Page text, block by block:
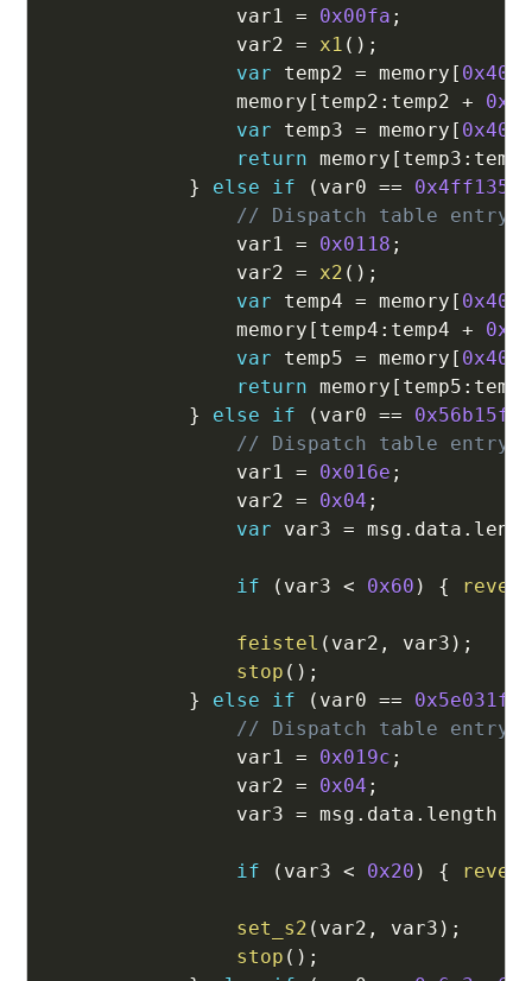
                var1
= 0x00fa ;
                var2
= x1 ( ) ;
var temp2 = memory [ 0x40
                memory
[ temp2 : temp2 +
0x20
var temp3 = memory [ 0x40
return memory [ temp3 :
}
else if ( var0 ==
0x4ff13571
// Dispatch table entry
                var1
= 0x0118 ;
                var2
= x2 ( ) ;
var temp4 = memory [ 0x40
                memory
[ temp4 : temp4 +
0x20
var temp5 = memory [ 0x40
return memory [ temp5 :
}
else if ( var0 ==
0x56b15fe3
// Dispatch table entry
                var1
= 0x016e ;
                var2
= 0x04 ;
var var3 = msg . data .
if ( var3 < 0x60 ) { revert
feistel ( var2 , var3 ) ;
stop ( ) ;
}
else if ( var0 ==
0x5e031f4a
// Dispatch table entry
                var1
= 0x019c ;
                var2
= 0x04 ;
                var3
= msg . data . length
if ( var3 < 0x20 ) { revert
set_s2 ( var2 , var3 ) ;
stop ( ) ;